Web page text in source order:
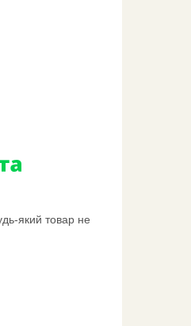
який товар не